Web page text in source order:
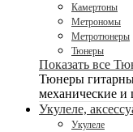
Камертоны
Метрономы
Метротюнеры
Тюнеры
Показать все
Тюнеры
механические
Укулеле,
Укулеле